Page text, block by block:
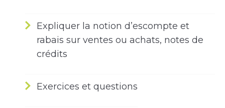
Expliquer la notion d’escompte et
rabais sur ventes ou achats, notes de
crédits
Exercices et questions